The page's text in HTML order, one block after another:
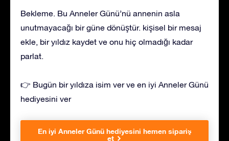
Bekleme. Bu Anneler Günü’nü annenin asla
unutmayacağı bir güne dönüştür. kişisel bir mesaj
ekle, bir yıldız kaydet ve onu hiç olmadığı kadar
parlat.
👉 Bugün bir yıldıza isim ver ve en iyi Anneler Günü
hediyesini ver
En iyi Anneler Günü hediyesini hemen sipariş
et